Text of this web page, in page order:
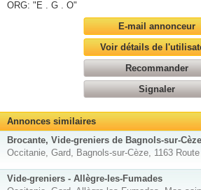
ORG: "E . G . O"
E-mail annonceur
Voir détails de
Recommander
Signaler
Annonces similaires
Brocante, Vide-greniers de Bagnols-sur-Cèze
Occitanie, Gard, Bagnols-sur-Cèze, 1163
Vide-greniers - Allègre-les-Fumades